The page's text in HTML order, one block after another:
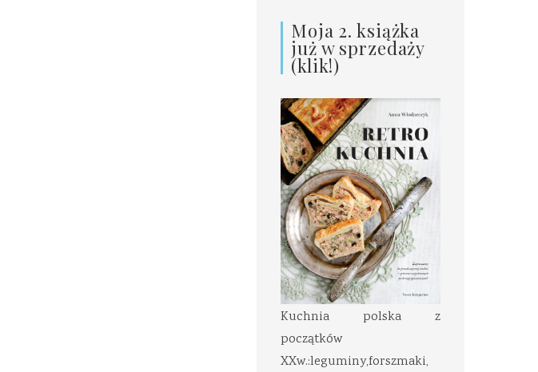
Moja 2. książka
już w sprzedaży
(klik!)
Kuchnia polska z
początków
XXw.:leguminy,forszmaki,